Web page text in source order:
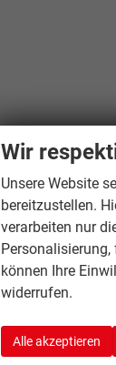
Wir
Unsere Website
bereitzustellen.
verarbeiten nur
können Ihre
widerrufen.
Alle akzeptieren